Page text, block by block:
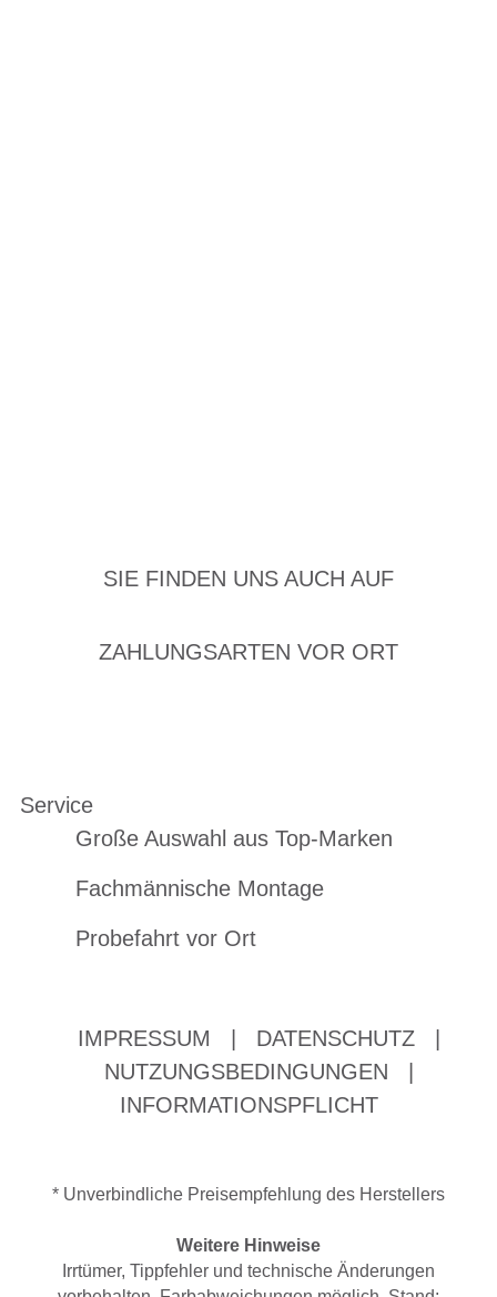
SIE FINDEN UNS AUCH AUF
ZAHLUNGSARTEN VOR ORT
Service
Große Auswahl aus Top-Marken
Fachmännische Montage
Probefahrt vor Ort
IMPRESSUM DATENSCHUTZ
NUTZUNGSBEDINGUNGEN
INFORMATIONSPFLICHT
* Unverbindliche Preisempfehlung des Herstellers
Weitere Hinweise
Irrtümer, Tippfehler und technische Änderungen